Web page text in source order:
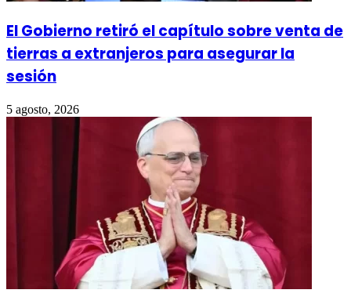
El Gobierno retiró el capítulo sobre venta de
tierras a extranjeros para asegurar la
sesión
5 agosto, 2026